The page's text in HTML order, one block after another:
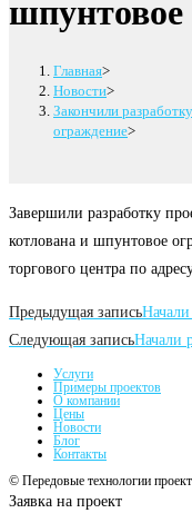
шпунтовое
Главная>
Новости>
Закончили
ограждение>
Завершили разработку
котлована и шпунтовое
торгового центра по
Читать
далее
статьи
Предыдущая запись
Следующая записьНачали
Услуги
Примеры проектов
О компании
Цены
Новости
Блог
Контакты
© Передовые технологии
Заявка на проект